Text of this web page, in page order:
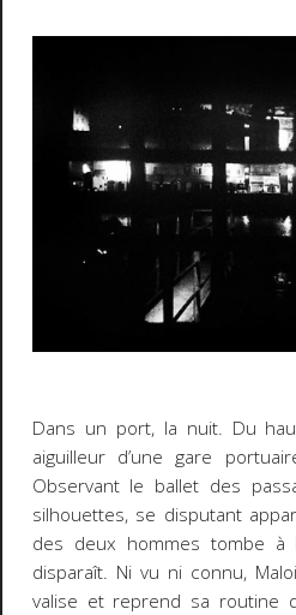
Dans un port, la nuit. Du
aiguilleur d’une gare
Observant le ballet des
silhouettes, se disputant
des deux hommes tombe à
disparaît. Ni vu ni connu,
valise et reprend sa routine